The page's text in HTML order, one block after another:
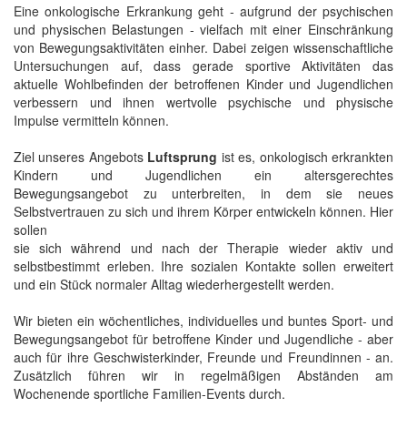
Eine onkologische Erkrankung geht - aufgrund der psychischen
und physischen Belastungen - vielfach mit einer Einschränkung
von Bewegungsaktivitäten einher. Dabei zeigen wissenschaftliche
Untersuchungen auf, dass gerade sportive Aktivitäten das
aktuelle Wohlbefinden der betroffenen Kinder und Jugendlichen
verbessern und ihnen wertvolle psychische und physische
Impulse vermitteln können.
Ziel unseres Angebots Luftsprung ist es, onkologisch erkrankten
Kindern und Jugendlichen ein altersgerechtes
Bewegungsangebot zu unterbreiten, in dem sie neues
Selbstvertrauen zu sich und ihrem Körper entwickeln können. Hier
sollen
sie sich während und nach der Therapie wieder aktiv und
selbstbestimmt erleben. Ihre sozialen Kontakte sollen erweitert
und ein Stück normaler Alltag wiederhergestellt werden.
Wir bieten ein wöchentliches, individuelles und buntes Sport- und
Bewegungsangebot für betroffene Kinder und Jugendliche - aber
auch für ihre Geschwisterkinder, Freunde und Freundinnen - an.
Zusätzlich führen wir in regelmäßigen Abständen am
Wochenende sportliche Familien-Events durch.